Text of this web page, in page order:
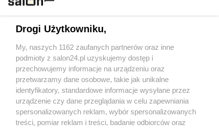
Sport
Społeczeństwo
Kultura
Drogi Użytkowniku,
My, naszych 1162 zaufanych partnerów oraz inne
podmioty z salon24.pl uzyskujemy dostęp i
przechowujemy informacje na urządzeniu oraz
przetwarzamy dane osobowe, takie jak unikalne
identyfikatory, standardowe informacje wysyłane przez
urządzenie czy dane przeglądania w celu zapewniania
spersonalizowanych reklam, wybór spersonalizowanych
treści, pomiar reklam i treści, badanie odbiorców oraz